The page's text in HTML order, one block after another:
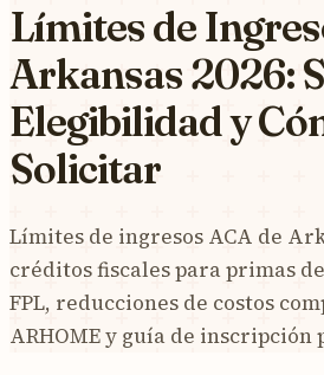
Límites de
Arkansas 2026:
Elegibilidad y
Solicitar
Límites de ingresos ACA de
créditos fiscales para primas
FPL, reducciones de costos
ARHOME y guía de inscripción